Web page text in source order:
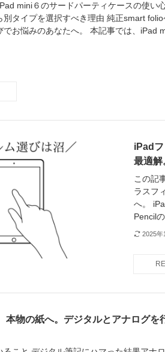
mini６のサードパーティケースの使い
別タイプを選択すべき理由 純正smart
でお悩みのあなたへ。 本記事では、iPad
iPad
最適解
この記
ラスフ
へ。
Pencilの
2025年
物の紙へ。デジタルとアナログを